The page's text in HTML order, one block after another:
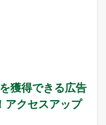
獲得できる広告
アクセスアップ